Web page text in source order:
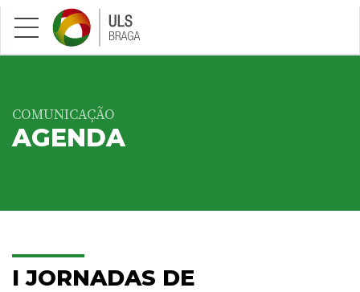
Saltar para conteúdo principal
COMUNICAÇÃO
AGENDA
I JORNADAS DE